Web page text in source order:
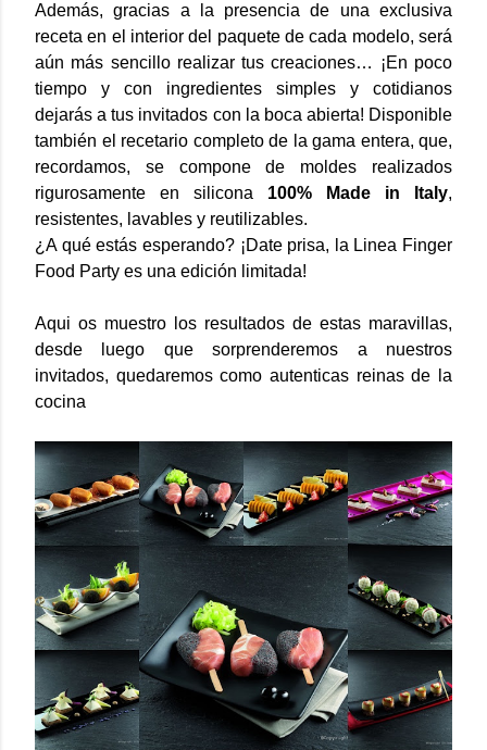
Además, gracias a la presencia de una exclusiva
receta en el interior del paquete de cada modelo, será
aún más sencillo realizar tus creaciones… ¡En poco
tiempo y con ingredientes simples y cotidianos
dejarás a tus invitados con la boca abierta! Disponible
también el recetario completo de la gama entera, que,
recordamos, se compone de moldes realizados
rigurosamente en silicona 100% Made in Italy,
resistentes, lavables y reutilizables.
¿A qué estás esperando? ¡Date prisa, la Linea Finger
Food Party es una edición limitada!
Aqui os muestro los resultados de estas maravillas,
desde luego que sorprenderemos a nuestros
invitados, quedaremos como autenticas reinas de la
cocina